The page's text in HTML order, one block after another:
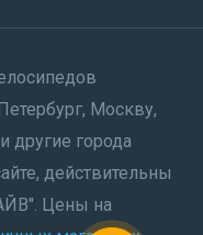
Москву,
другие города
действительны
Цены на